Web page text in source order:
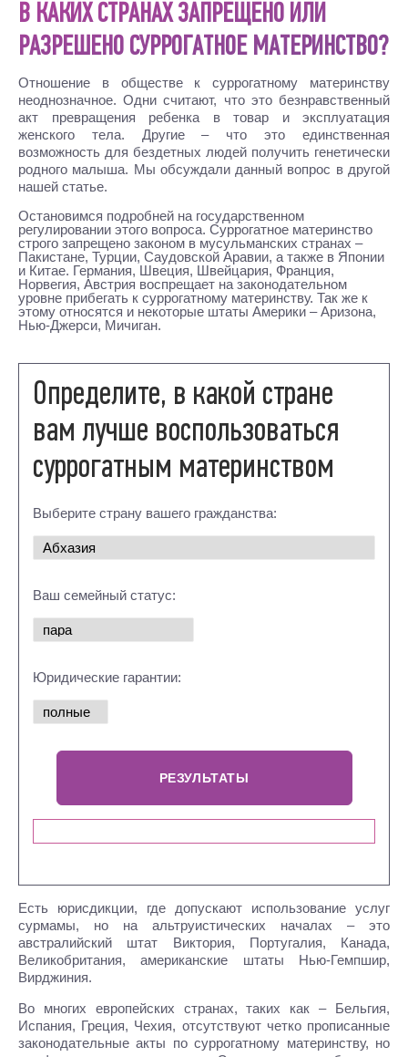
В КАКИХ СТРАНАХ ЗАПРЕЩЕНО ИЛИ
РАЗРЕШЕНО СУРРОГАТНОЕ МАТЕРИНСТВО?
Отношение в обществе к суррогатному материнству
неоднозначное. Одни считают, что это безнравственный
акт превращения ребенка в товар и эксплуатация
женского тела. Другие – что это единственная
возможность для бездетных людей получить генетически
родного малыша. Мы обсуждали данный вопрос в другой
нашей статье.
Остановимся подробней на государственном
регулировании этого вопроса. Суррогатное материнство
строго запрещено законом в мусульманских странах –
Пакистане, Турции, Саудовской Аравии, а также в Японии
и Китае. Германия, Швеция, Швейцария, Франция,
Норвегия, Австрия воспрещает на законодательном
уровне прибегать к суррогатному материнству. Так же к
этому относятся и некоторые штаты Америки – Аризона,
Нью-Джерси, Мичиган.
Определите, в какой стране
вам лучше воспользоваться
суррогатным материнством
Выберите страну вашего гражданства:
Ваш семейный статус:
Юридические гарантии:
Есть юрисдикции, где допускают использование услуг
сурмамы, но на альтруистических началах – это
австралийский штат Виктория, Португалия, Канада,
Великобритания, американские штаты Нью-Гемпшир,
Вирджиния.
Во многих европейских странах, таких как – Бельгия,
Испания, Греция, Чехия, отсутствуют четко прописанные
законодательные акты по суррогатному материнству, но